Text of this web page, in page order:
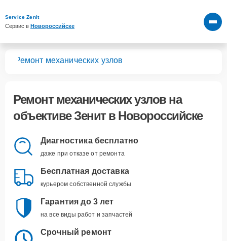
Service Zenit
Сервис в Новороссийске
Ремонт механических узлов
Ремонт механических узловна
объективе Зенит в Новороссийске
Диагностика бесплатно
даже при отказе от ремонта
Бесплатная доставка
курьером собственной службы
Гарантия до 3 лет
на все виды работ и запчастей
Срочный ремонт